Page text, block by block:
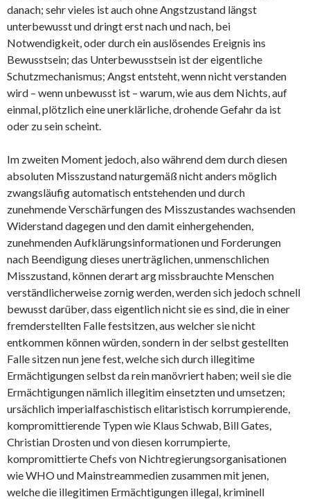
danach; sehr vieles ist auch ohne Angstzustand längst
unterbewusst und dringt erst nach und nach, bei
Notwendigkeit, oder durch ein auslösendes Ereignis ins
Bewusstsein; das Unterbewusstsein ist der eigentliche
Schutzmechanismus; Angst entsteht, wenn nicht verstanden
wird – wenn unbewusst ist – warum, wie aus dem Nichts, auf
einmal, plötzlich eine unerklärliche, drohende Gefahr da ist
oder zu sein scheint.
Im zweiten Moment jedoch, also während dem durch diesen
absoluten Misszustand naturgemäß nicht anders möglich
zwangsläufig automatisch entstehenden und durch
zunehmende Verschärfungen des Misszustandes wachsenden
Widerstand dagegen und den damit einhergehenden,
zunehmenden Aufklärungsinformationen und Forderungen
nach Beendigung dieses unerträglichen, unmenschlichen
Misszustand, können derart arg missbrauchte Menschen
verständlicherweise zornig werden, werden sich jedoch schnell
bewusst darüber, dass eigentlich nicht sie es sind, die in einer
fremderstellten Falle festsitzen, aus welcher sie nicht
entkommen können würden, sondern in der selbst gestellten
Falle sitzen nun jene fest, welche sich durch illegitime
Ermächtigungen selbst da rein manövriert haben; weil sie die
Ermächtigungen nämlich illegitim einsetzten und umsetzen;
ursächlich imperialfaschistisch elitaristisch korrumpierende,
kompromittierende Typen wie Klaus Schwab, Bill Gates,
Christian Drosten und von diesen korrumpierte,
kompromittierte Chefs von Nichtregierungsorganisationen
wie WHO und Mainstreammedien zusammen mit jenen,
welche die illegitimen Ermächtigungen illegal, kriminell